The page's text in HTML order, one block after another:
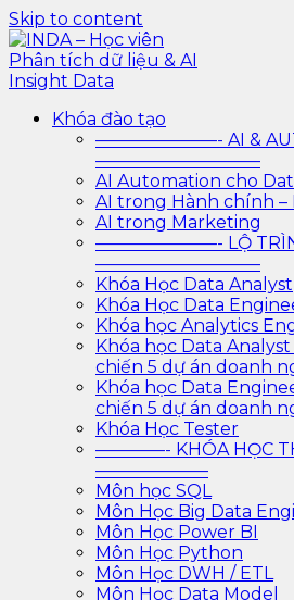
Skip to content
INDA – Học viên Phân tích dữ
INDA – Học viện Đào tạo phân
sâu cho ngành ngân hàng – bảo
và doanh nghiệp với các project
lộ trình với AI
Khóa đào tạo
———————- AI &
—————————–
AI Automation cho
AI trong Hành chính –
AI trong Marketing
———————- LỘ
—————————–
Khóa Học Data Analyst
Khóa Học Data
Khóa học Analytics
Khóa học Data
chiến 5 dự án doanh
Khóa học Data
chiến 5 dự án doanh
Khóa Học Tester
————- KHÓA HỌC
——————–
Môn học SQL
Môn Học Big Data
Môn Học Power BI
Môn Học Python
Môn Học DWH / ETL
Môn Học Data Model